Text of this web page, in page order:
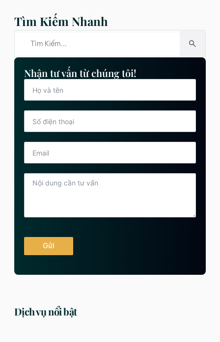
Tìm Kiếm Nhanh
Nhận tư vấn từ chúng tôi!
Gửi
Dịch vụ nổi bật